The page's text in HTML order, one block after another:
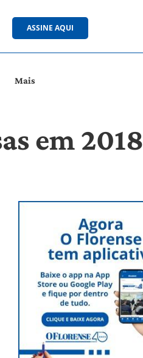
ASSINE AQUI
Mais
em 2018